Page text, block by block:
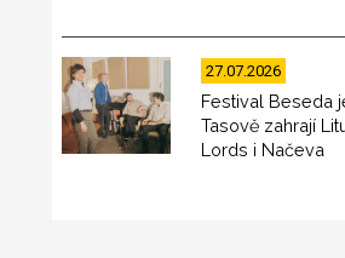
27.07.2026
Festival Beseda
Tasově zahrají
Lords i Načeva